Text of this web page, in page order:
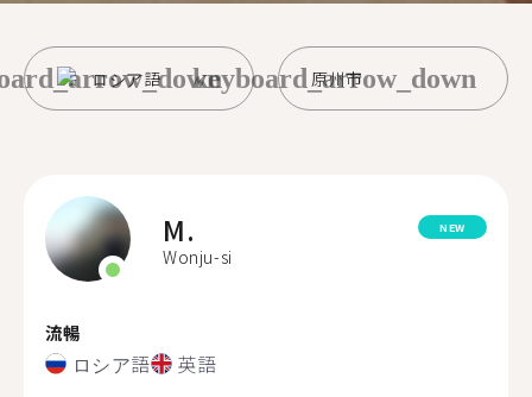
ロシア語 原州市
keyboard_arrow_down
M.
Wonju-si
NEW
流暢
ロシア語 英語